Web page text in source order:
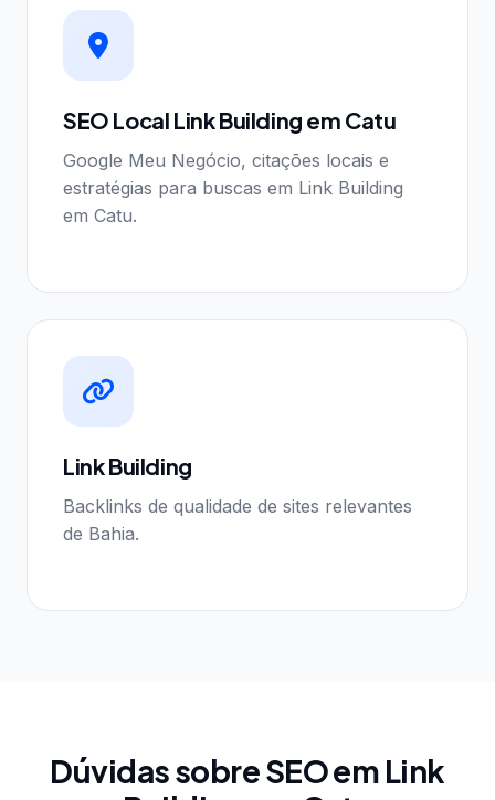
SEO Local Link Building em Catu
Google Meu Negócio, citações locais e
estratégias para buscas em Link Building
em Catu.
Link Building
Backlinks de qualidade de sites relevantes
de Bahia.
Dúvidas sobre SEO em Link